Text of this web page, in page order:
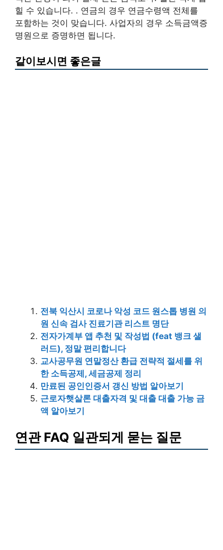
힐 수 있습니다. . 연금의 경우 연금수령액 전체를
포함하는 것이 맞습니다. 사업자의 경우 소득금액증
명원으로 증명하면 됩니다.
같이보시면 좋은글
전북 익산시 코로나 악성 코드 원스톱 병원 의
원 신속 검사 진료기관 리스트 명단
전자가계부 앱 추천 및 작성법 (feat 뱅크 샐
러드), 정말 편리합니다
교사공무원 연말정산 환급 전략적 절세를 위
한 소득공제, 세금공제 정리
만료된 공인인증서 갱신 방법 알아보기
근로자햇살론 대출자격 및 대출 대출 가능 금
액 알아보기
연관 FAQ 일관되게 묻는 질문